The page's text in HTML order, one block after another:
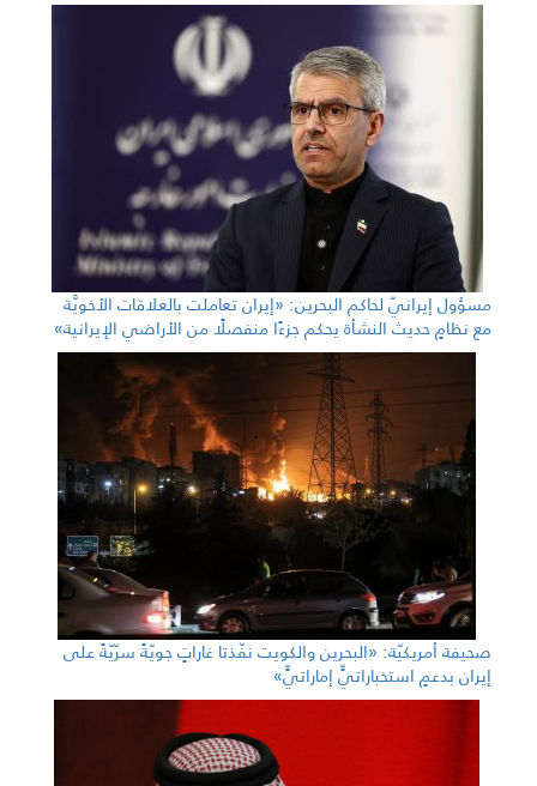
مسؤول إيرانيّ لحاكم البحرين: «إيران تعاملت بالعلاقات الأخويَّة
مع نظامٍ حديث النشأة يحكم جزءًا منفصلًا من الأراضي الإيرانية»
صحيفة أمريكيّة: «البحرين والكويت نفّذتا غاراتٍ جويّةً سرّيّةً على
إيران بدعمٍ استخباراتيٍّ إماراتيٍّ»